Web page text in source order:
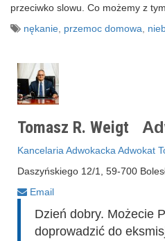
przeciwko slowu. Co możemy z
nękanie przemoc domowa
Tomasz R. Weigt
Kancelaria Adwokacka Adwokat
Daszyńskiego 12/1, 59-700
Email
Dzień dobry. Możecie
doprowadzić do